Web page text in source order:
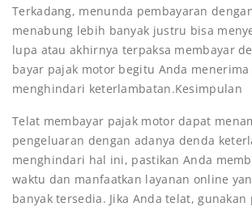
Terkadang, menunda pembayaran
menabung lebih banyak justru bisa
lupa atau akhirnya terpaksa membayar
bayar pajak motor begitu Anda
menghindari keterlambatan.Kesimpulan
Telat membayar pajak motor dapat
pengeluaran dengan adanya denda
menghindari hal ini, pastikan Anda
waktu dan manfaatkan layanan online
banyak tersedia. Jika Anda telat,